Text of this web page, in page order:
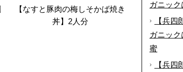
【なすと豚肉の梅しそかば焼き
丼】2人分
ガニッ
【兵四
ガニッ
蜜
【兵四